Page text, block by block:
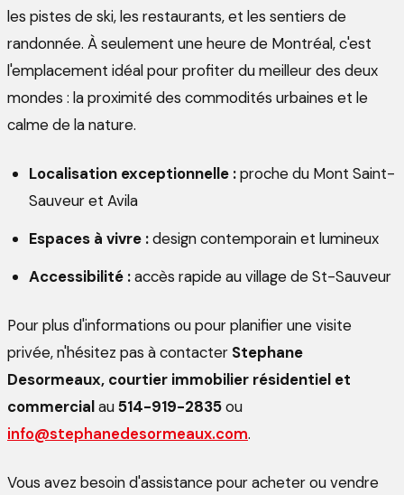
les pistes de ski, les restaurants, et les sentiers de
randonnée. À seulement une heure de Montréal, c'est
l'emplacement idéal pour profiter du meilleur des deux
mondes : la proximité des commodités urbaines et le
calme de la nature.
Localisation exceptionnelle :proche du Mont Saint-
Sauveur et Avila
Espaces à vivre :design contemporain et lumineux
Accessibilité :accès rapide au village de St-Sauveur
Pour plus d'informations ou pour planifier une visite
privée, n'hésitez pas à contacter Stephane
Desormeaux, courtier immobilier résidentiel et
commercialau514-919-2835ou
info@stephanedesormeaux.com.
Vous avez besoin d'assistance pour acheter ou vendre